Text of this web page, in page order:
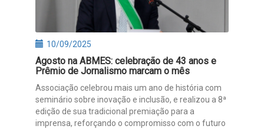
10/09/2025
Agosto na ABMES: celebração de 43 anos e
Prêmio de Jornalismo marcam o mês
Associação celebrou mais um ano de história com
seminário sobre inovação e inclusão, e realizou a 8ª
edição de sua tradicional premiação para a
imprensa, reforçando o compromisso com o futuro